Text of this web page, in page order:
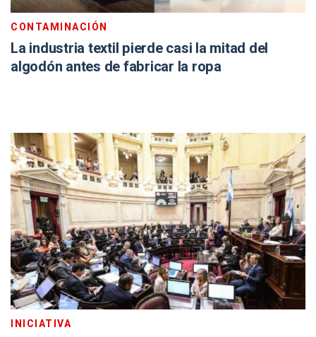
CONTAMINACIÓN
La industria textil pierde casi la mitad del
algodón antes de fabricar la ropa
INICIATIVA